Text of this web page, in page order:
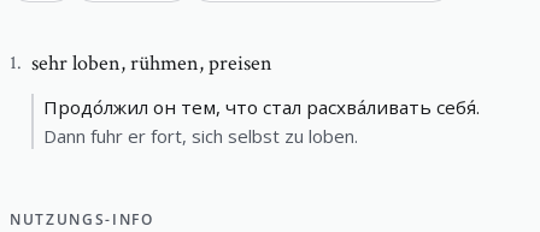
1. sehr loben,rühmen, preisen
Продо́лжил он тем, что стал расхва́ливать себя́.
Dann fuhr er fort, sich selbst zu loben.
NUTZUNGS-INFO